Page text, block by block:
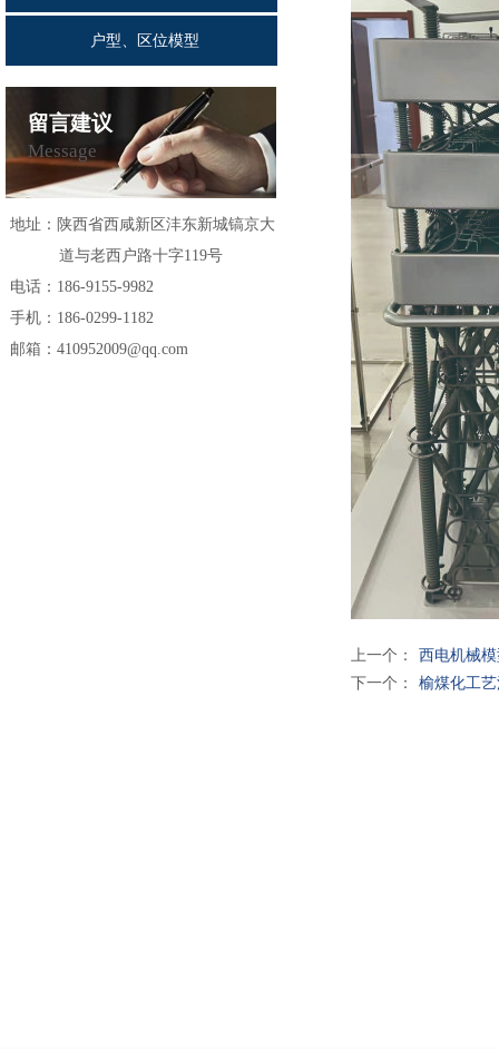
上一个：
西电机械
下一个：
榆煤化工
户型、区位模型
留言建议
Message
地址： 陕西省西咸新区沣东新城镐京大
道与老西户路十字119号
电话：186-9155-9982
手机：186-0299-1182
邮箱：410952009@qq.com